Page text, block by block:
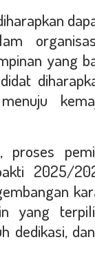
yang
proses
2025/
yang
dedikasi,